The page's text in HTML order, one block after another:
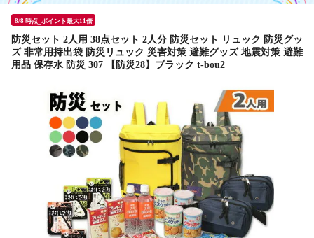
8/8 時点_ポイント最大11倍
防災セット 2人用 38点セット 2人分 防災セット リュック 防災グッ
ズ 非常用持出袋 防災リュック 災害対策 避難グッズ 地震対策 避難
用品 保存水 防災 307 【防災28】ブラック t-bou2